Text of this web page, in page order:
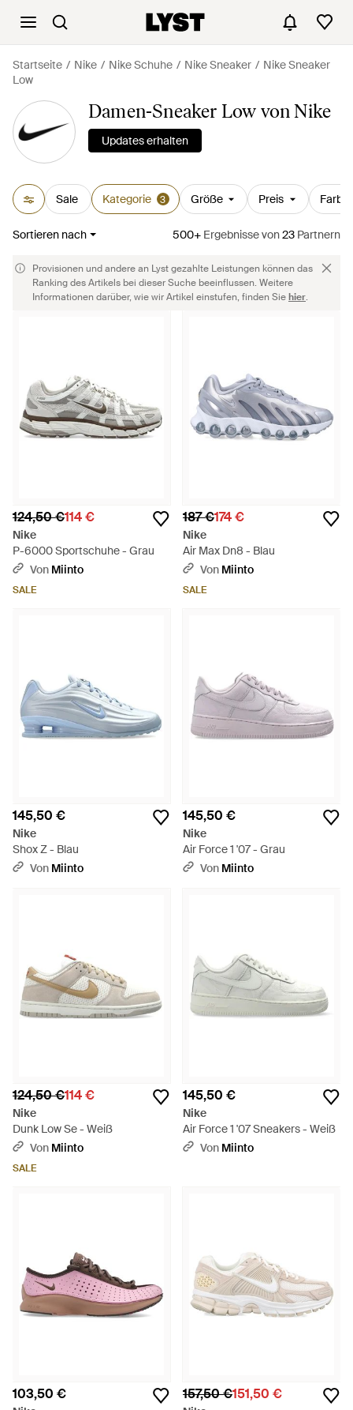
Startseite Nike Nike Schuhe Nike Sneaker
Nike Sneaker
Low
Damen-Sneaker Low von Nike
Updates erhalten
Sale Kategorie 3 Größe Preis Farbe
Sortieren nach 500+ Ergebnissevon23 Partnern
Provisionen und andere an Lyst gezahlte Leistungen können das
Ranking des Artikels bei dieser Suche beeinflussen. Weitere
Informationen darüber, wie wir Artikel einstufen, finden Siehier.
124,50 €114 €
Nike
P-6000 Sportschuhe - Grau
Von Miinto
SALE
187 €174 €
Nike
Air Max Dn8 - Blau
Von Miinto
SALE
145,50 €
Nike
Shox Z - Blau
Von Miinto
145,50 €
Nike
Air Force 1 '07 - Grau
Von Miinto
124,50 €114 €
Nike
Dunk Low Se - Weiß
Von Miinto
SALE
145,50 €
Nike
Air Force 1 '07 Sneakers - Weiß
Von Miinto
103,50 € 157,50 €151,50 €